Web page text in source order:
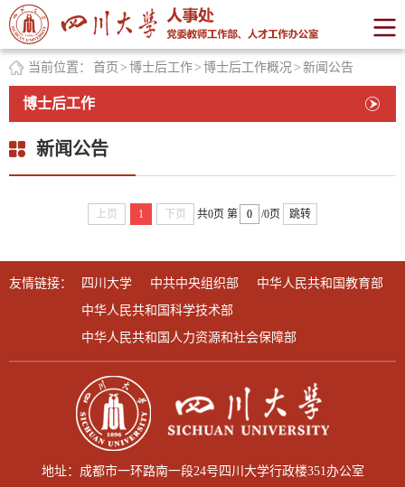
当前位置： 首页 > 博士后工作> 博士后工作概况> 新闻公告
博士后工作
新闻公告
上页 1 下页 共0页 第 /0页 跳转
友情链接： 四川大学 中共中央组织部
中华人民共和国教育部
中华人民共和国科学技术部
中华人民共和国人力资源和社会保障部
地址：成都市一环路南一段24号四川大学行政楼351办公室